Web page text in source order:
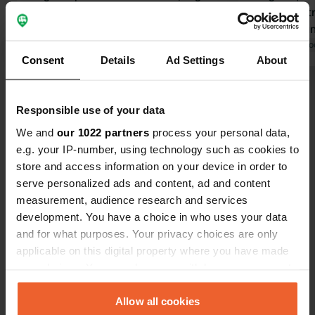
Consent Details Ad Settings About
Responsible use of your data
We and our 1022 partners process your personal data,
e.g. your IP-number, using technology such as cookies to
store and access information on your device in order to
serve personalized ads and content, ad and content
measurement, audience research and services
development. You have a choice in who uses your data
and for what purposes. Your privacy choices are only
applicable on this digital property where you have made
any time from the Cookie Declaration or by clicking on
the Privacy trigger icon.Allow all cookies
obiettare, comunque.
effettuato
c'era
nulla era
non c'era
ne
posto
rumore
Tradotto da
Sei stato qui?
Contatto
senorenvägen 1, säby gård